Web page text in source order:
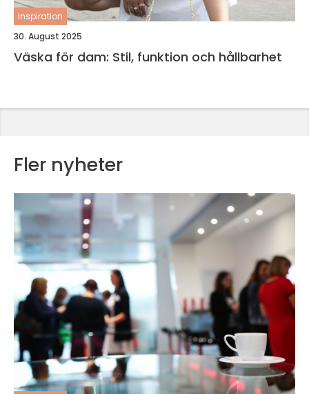
inspiration
30. August 2025
Väska för dam: Stil, funktion och hållbarhet
Fler nyheter